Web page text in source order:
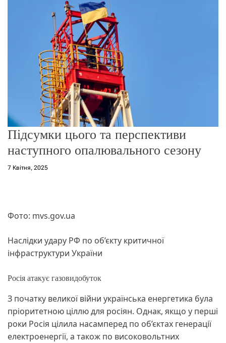
Підсумки цього та перспективи
наступного опалювального сезону
7 Квітня, 2025
Фото: mvs.gov.ua
Наслідки удару РФ по об’єкту критичної
інфраструктури України
Росія атакує газовидобуток
З початку великої війни українська енергетика була
пріоритетною ціллю для росіян. Однак, якщо у перші
роки Росія цілила насамперед по об’єктах генерації
електроенергії, а також по високовольтних